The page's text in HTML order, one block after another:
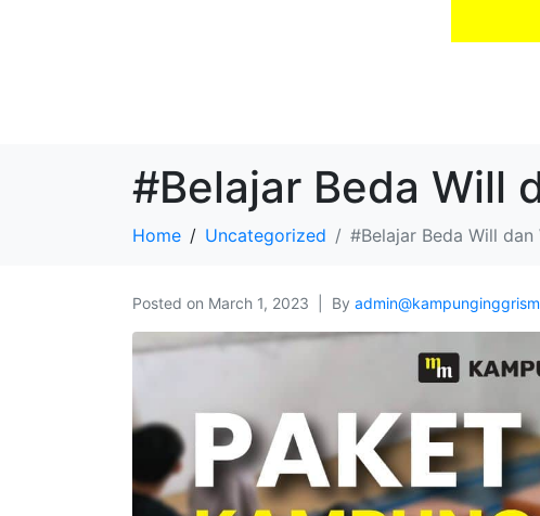
#Belajar Beda Will
Home Uncategorized #Belajar Beda Will
Posted on March 1, 2023 By